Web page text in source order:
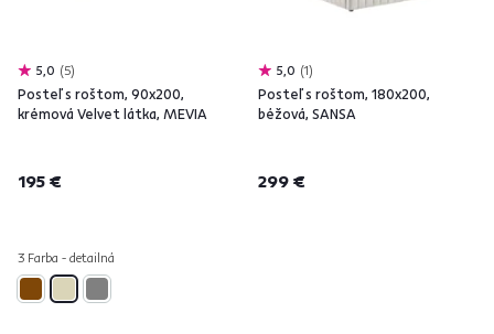
5,0 5
Posteľ s roštom, 90x200,
krémová Velvet látka, MEVIA
195 €
3 Farba - detailná
5,0 1
Posteľ s roštom, 180x200,
béžová, SANSA
299 €